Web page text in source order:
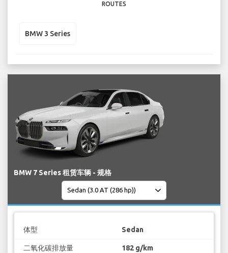
ROUTES
BMW 3 Series
BMW 7 Series 租赁车辆 - 规格
体型 Sedan
二氧化碳排放量 182 g/km